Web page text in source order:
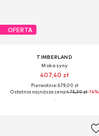
OFERTA
TIMBERLAND
Mokasyny
407,40 zł
Pierwotnie: 679,00 zł
Ostatnia najniższa cena:475,30 zł-14%